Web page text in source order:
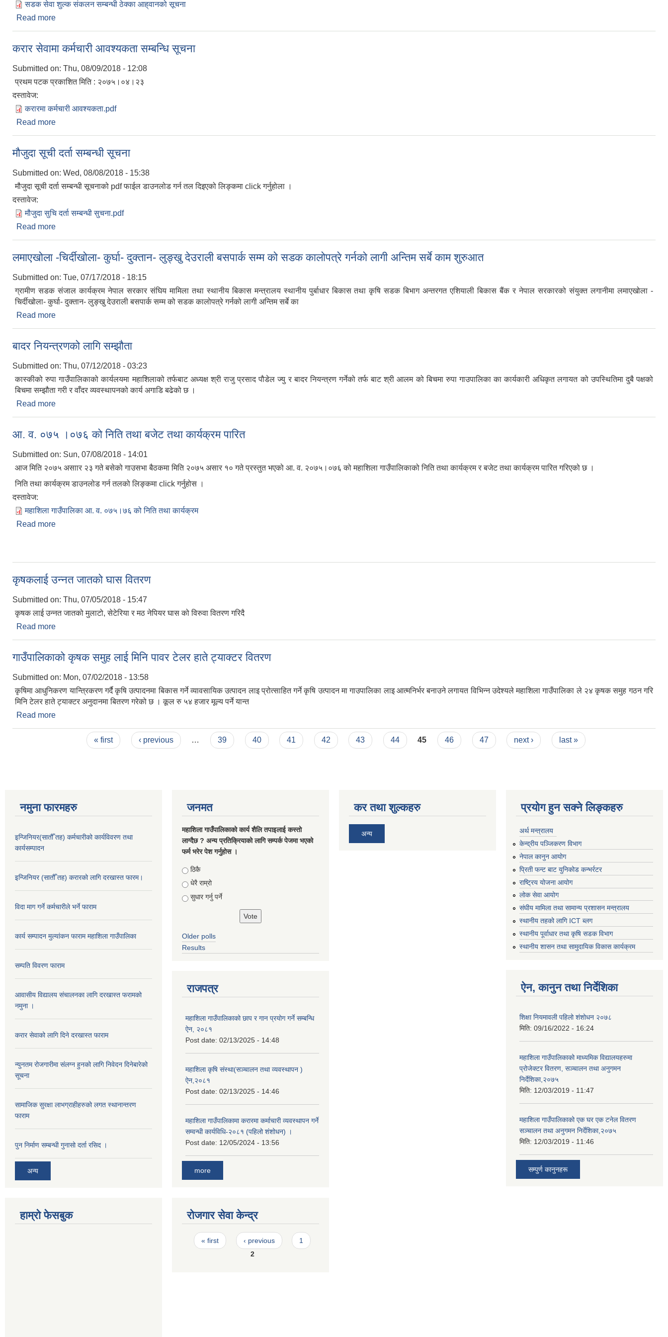
सडक सेवा शुल्क संकलन सम्बन्धी ठेक्का आह्‌वानको सूचना
Read more
करार सेवामा कर्मचारी आवश्यकता सम्बन्धि सूचना
Submitted on: Thu, 08/09/2018 - 12:08
प्रथम पटक प्रकाशित मिति : २०७५।०४।२३
दस्तावेज:
करारमा कर्मचारी आवश्यकता.pdf
Read more
मौजुदा सूची दर्ता सम्बन्धी सूचना
Submitted on: Wed, 08/08/2018 - 15:38
मौजुदा सूची दर्ता सम्बन्धी सूचनाको pdf फाईल डाउनलोड गर्न तल दिइएको लिङ्कमा click गर्नुहोला ।
दस्तावेज:
मौजुदा सुचि दर्ता सम्बन्धी सुचना.pdf
Read more
लमाएखोला ‍-चिर्दीखोला‍- कुर्घा- दुक्तान‍- लुङ्खु देउराली बसपार्क सम्म को सडक कालोपत्रे गर्नको लागी अन्तिम सर्बे काम शुरुआत
Submitted on: Tue, 07/17/2018 - 18:15
ग्रामीण सडक संजाल कार्यक्रम नेपाल सरकार संघिय मामिला तथा स्थानीय बिकास मन्त्रालय स्थानीय पुर्बाधार बिकास तथा कृषि सडक बिभाग अन्तरगत एशियाली बिकास बैंक र नेपाल सरकारको संयुक्त लगानीमा लमाएखोला ‍-
चिर्दीखोला‍- कुर्घा- दुक्तान‍- लुङ्खु देउराली बसपार्क सम्म को सडक कालोपत्रे गर्नको लागी अन्तिम सर्बे का
Read more
बादर नियन्त्रणको लागि सम्झौता
Submitted on: Thu, 07/12/2018 - 03:23
कास्कीको रुपा गाउँपालिकाको कार्यलयमा महाशिलाको तर्फबाट अध्यक्ष श्री राजु प्रसाद पौडेल ज्यु र बादर नियन्त्रण गर्नेको तर्फ बाट श्री आलम को बिचमा रुपा गाउपालिका का कार्यकारी अधिकृत लगायत को उपस्थितिमा दुबै पक्षको
बिचमा सम्झौता गरी र वाँदर व्यवस्थापनको कार्य अगाडि बढेको छ ।
Read more
आ. व. ०७५ ।०७६ को निति तथा बजेट तथा कार्यक्रम पारित
Submitted on: Sun, 07/08/2018 - 14:01
आज मिति २०७५ असाार २३ गते बसेको गाउसभा बैठकमा मिति २०७५ असार १० गते प्रस्तुत भएको आ. व. २०७५।०७६ को महाशिला गाउँपालिकाको निति तथा कार्यक्रम र बजेट तथा कार्यक्रम पारित गरिएको छ ।
निति तथा कार्यक्रम डाउनलोड गर्न तलको लिङ्कमा click गर्नुहोस ।
दस्तावेज:
महाशिला गाउँपालिका आ. व. ०७५।७६ को निति तथा कार्यक्रम
Read more
कृषकलाई उन्नत जातको घास वितरण
Submitted on: Thu, 07/05/2018 - 15:47
कृषक लाई उन्नत जातको मुलाटो, सेटेरिया र मठ नेपियर घास को विरुवा वितरण गरिदै
Read more
गाउँपालिकाको कृषक समुह लाई मिनि पावर टेलर हाते ट्याक्टर वितरण
Submitted on: Mon, 07/02/2018 - 13:58
कृषिमा आधुनिकरण यान्त्रिकरण गर्दै कृषि उत्पादनमा बिकास गर्ने व्यावसायिक उत्पादन लाइ प्रोत्साहित गर्ने कृषि उत्पादन मा गाउपालिका लाइ आत्मनिर्भर बनाउने लगायत विभिन्न उदेश्यले महाशिला गाउँपालिका ले २४ कृषक समुह गठन गरि
मिनि टेलर हाते ट्याक्टर अनुदानमा बितरण गरेको छ । कूल रु ५४ हजार मूल्य पर्ने यान्त
Read more
« first ‹ previous … 39 40 41 42 43 44 45 46 47 next › last »
नमुना फारमहरु
इन्जिनियर(सातौँ तह) कर्मचारीको कार्यविवरण तथा
कार्यसम्पादन
इन्जिनियर (सातौँ तह) करारको लागि दरखास्त फारम।
विदा माग गर्ने कर्मचारीले भर्ने फाराम
कार्य सम्पादन मुल्यांकन फाराम महाशिला गाउँपालिका
सम्पति विवरण फाराम
आवासीय विद्यालय संचालनका लागि दरखास्त फरामको
नमुना ।
करार सेवाको लागि दिने दरखास्त फाराम
न्युनतम रोजगारीमा संलग्न हुनको लागि निवेदन दिनेबारेको
सूचना
सामाजिक सुरक्षा लाभग्राहीहरुको लगत स्थानान्तरण
फाराम
पुन निर्माण सम्बन्धी गुनासो दर्ता रसिद ।
अन्य
जनमत
महाशिला गाउँपालिकाको कार्य शैलि तपाइलाई कस्तो
लाग्दैछ ? अन्य प्रतिक्रियाको लागि सम्पर्क पेजमा भएको
फर्म भरेर पेश गर्नुहोस ।
Choices
ठिकै
धेरै राम्रो
सुधार गर्नु पर्ने
Older polls
Results
राजपत्र
महाशिला गाउँपालिकाको छाप र गान प्रयोग गर्ने सम्बन्धि
ऐन, २०८१
Post date: 02/13/2025 - 14:48
महाशिला कृषि संस्था(सञ्चालन तथा व्यवस्थापन )
ऐन,२०८१
Post date: 02/13/2025 - 14:46
महाशिला गाउँपालिकामा करारमा कर्माचारी व्यवस्थापन गर्ने
सम्वन्धी कार्यविधि-२०८१ (पहिलो शंशोधन) ।
Post date: 12/05/2024 - 13:56
more
कर तथा शुल्कहरु
अन्य
प्रयोग हुन सक्ने लिङ्कहरु
अर्थ मन्त्रालय
केन्द्रीय पञ्जिकरण विभाग
नेपाल कानुन आयोग
प्रिती फन्ट बाट युनिकोड कन्भर्रटर
राष्ट्रिय योजना आयोग
लोक सेवा आयोग
संघीय मामिला तथा सामान्य प्रशासन मन्त्रालय
स्थानीय तहको लागि ICT ब्लग
स्थानीय पूर्वाधार तथा कृषि सडक विभाग
स्थानीय शासन तथा सामुदायिक विकास कार्यक्रम
ऐन, कानुन तथा निर्देशिका
शिक्षा नियमावली पहिलो शंशोधन २०७८
मिति: 09/16/2022 - 16:24
महाशिला गाउँपालिकाको माध्यमिक विद्यालयहरुमा
प्रोजेक्टर वितरण, सञ्चालन तथा अनुगमन
निर्देशिका,२०७५
मिति: 12/03/2019 - 11:47
महाशिला गाउँपालिकाको एक घर एक टनेल वितरण
सञ्चालन तथा अनुगमन निर्देशिका,२०७५
मिति: 12/03/2019 - 11:46
सम्पुर्ण कानुनहरू
हाम्रो फेसबुक रोजगार सेवा केन्द्र
Pages
« first ‹ previous
1
2